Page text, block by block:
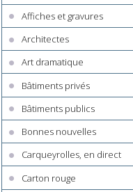
Affiches et gravures
Architectes
Art dramatique
Bâtiments privés
Bâtiments publics
Bonnes nouvelles
Carqueyrolles, en direct
Carton rouge